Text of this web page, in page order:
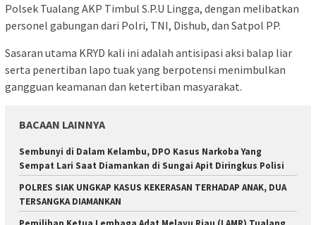
Polsek Tualang AKP Timbul S.P.U Lingga, dengan melibatkan
personel gabungan dari Polri, TNI, Dishub, dan Satpol PP.
Sasaran utama KRYD kali ini adalah antisipasi aksi balap liar
serta penertiban lapo tuak yang berpotensi menimbulkan
gangguan keamanan dan ketertiban masyarakat.
BACAAN LAINNYA
Sembunyi di Dalam Kelambu, DPO Kasus Narkoba Yang
Sempat Lari Saat Diamankan di Sungai Apit Diringkus Polisi
POLRES SIAK UNGKAP KASUS KEKERASAN TERHADAP ANAK, DUA
TERSANGKA DIAMANKAN